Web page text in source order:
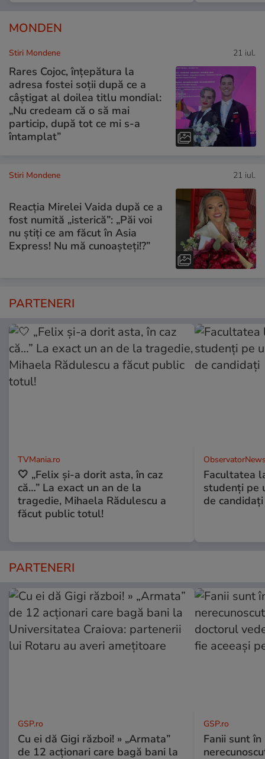
MONDEN
Stiri Mondene 21 iul.
Rares Cojoc, înțepătura la
adresa fostei soții după ce a
câștigat al doilea titlu mondial:
„Nu credeam că o să mai
particip, după tot ce mi s-a
întamplat”
Stiri Mondene 21 iul.
Reacția Mirelei Vaida după ce a
fost numită „isterică”: „Păi voi
nu știți ce am făcut în Asia
Express! Nu mă cunoașteți!?”
PARTENERI
TVMania.ro
🤍 „Felix și-a dorit asta, în caz
că…” La exact un an de la
tragedie, Mihaela Rădulescu a
făcut public totul!
Facultatea
studenţi pe
de candidaţi
PARTENERI
GSP.ro
Cu ei dă Gigi război! » „Armata”
de 12 acționari care bagă bani la
GSP.ro
Fanii sunt în